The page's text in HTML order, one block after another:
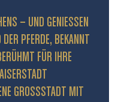
– UND GENIESSEN S
PFERDE, BEKANNT D
FÜR IHRE PR
PR
MIT HIS